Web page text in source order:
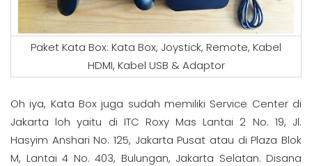
Paket Kata Box: Kata Box, Joystick, Remote, Kabel
HDMI, Kabel USB & Adaptor
Oh iya, Kata Box juga sudah memiliki Service Center di
Jakarta loh yaitu di ITC Roxy Mas Lantai 2 No. 19, Jl.
Hasyim Anshari No. 125, Jakarta Pusat atau di Plaza Blok
M, Lantai 4 No. 403, Bulungan, Jakarta Selatan. Disana